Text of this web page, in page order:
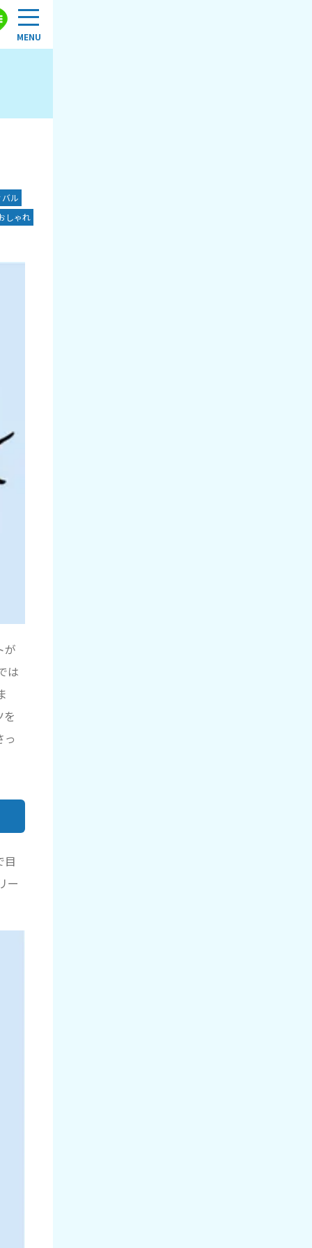
ル
しゃれ
が
は
目
ー